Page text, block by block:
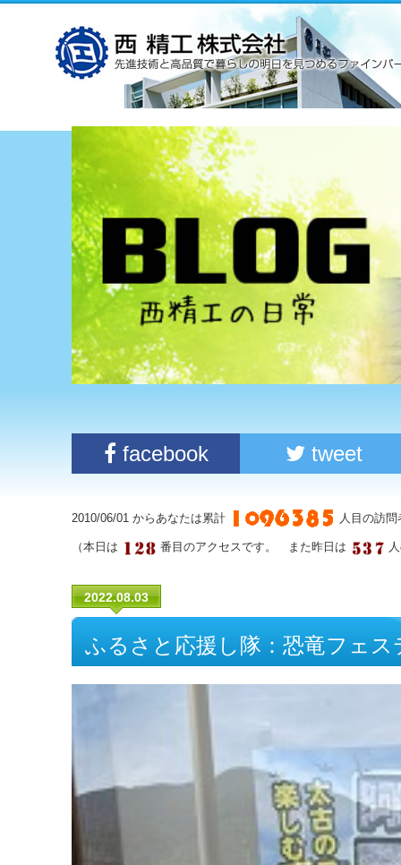
facebook tweet
2010/06/01 からあなたは累計 人目の訪
（本日は 番目のアクセスです。 また昨日は
2022.08.03
ふるさと応援し隊：恐竜フェ